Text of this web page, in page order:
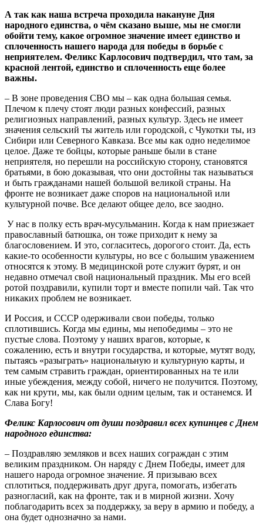
А так как наша встреча проходила накануне Дня
народного единства, о чём сказано выше, мы не смогли
обойти тему, какое огромное значение имеет единство и
сплоченность нашего народа для победы в борьбе с
неприятелем. Феликс Карлосович подтвердил, что там, за
красной лентой, единство и сплоченность еще более
важны.
– В зоне проведения СВО мы – как одна большая семья.
Плечом к плечу стоят люди разных конфессий, разных
религиозных направлений, разных культур. Здесь не имеет
значения сельский ты житель или городской, с Чукотки ты, из
Сибири или Северного Кавказа. Все мы как одно неделимое
целое. Даже те бойцы, которые раньше были в стане
неприятеля, но перешли на российскую сторону, становятся
братьями, в бою доказывая, что они достойны так называться
и быть гражданами нашей большой великой страны. На
фронте не возникает даже споров на национальной или
культурной почве. Все делают общее дело, все заодно.
У нас в полку есть врач-мусульманин. Когда к нам приезжает
православный батюшка, он тоже приходит к нему за
благословением. И это, согласитесь, дорогого стоит. Да, есть
какие-то особенности культуры, но все с большим уважением
относятся к этому. В медицинской роте служит бурят, и он
недавно отмечал свой национальный праздник. Мы его всей
ротой поздравили, купили торт и вместе попили чай. Так что
никаких проблем не возникает.
И Россия, и СССР одерживали свои победы, только
сплотившись. Когда мы едины, мы непобедимы – это не
пустые слова. Поэтому у наших врагов, которые, к
сожалению, есть и внутри государства, и которые, мутят воду,
пытаясь «разыграть» национальную и культурную карты, и
тем самым стравить граждан, ориентированных на те или
иные убеждения, между собой, ничего не получится. Поэтому,
как ни крути, мы, как были одним целым, так и останемся. И
Слава Богу!
Феликс Карлосович от души поздравил всех купинцев с Днем
народного единства:
– Поздравляю земляков и всех наших сограждан с этим
великим праздником. Он наряду с Днем Победы, имеет для
нашего народа огромное значение. Я призываю всех
сплотиться, поддерживать друг друга, помогать, избегать
разногласий, как на фронте, так и в мирной жизни. Хочу
поблагодарить всех за поддержку, за веру в армию и победу, а
она будет однозначно за нами.